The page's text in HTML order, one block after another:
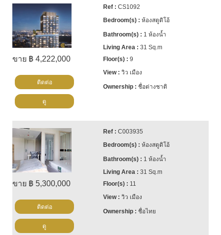
ขาย ฿ 4,222,000
CS1092
ห้องสตูดิโอ้
1 ห้องน้ำ
31 Sq.m
9
วิว เมือง
ชื่อต่างชาติ
ติดต่อ
ดู
ขาย ฿ 5,300,000
C003935
ห้องสตูดิโอ้
1 ห้องน้ำ
31 Sq.m
11
วิว เมือง
ชื่อไทย
ติดต่อ
ดู